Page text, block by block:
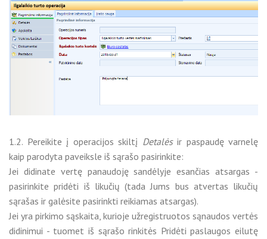
1.2. Pereikite į operacijos skiltį Detalėsir paspaudę varnelę
kaip parodyta paveiksle iš sąrašo pasirinkite:
Jei didinate vertę panaudoję sandėlyje esančias atsargas -
pasirinkite pridėti iš likučių (tada Jums bus atvertas likučių
sąrašas ir galėsite pasirinkti reikiamas atsargas).
Jei yra pirkimo sąskaita, kurioje užregistruotos sąnaudos vertės
didinimui - tuomet iš sąrašo rinkitės Pridėti paslaugos eilutę